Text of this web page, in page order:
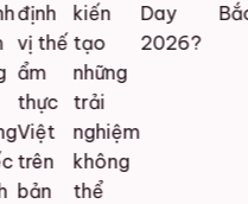
định
vị thế
ẩm
thực
Việt
trên
bản
kiến
tạo
những
trải
nghiệm
không
thể
Day
2026?
Bắc